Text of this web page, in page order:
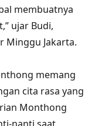
membuatnya
ujar Budi,
Minggu Jakarta.
memang
cita rasa yang
Monthong